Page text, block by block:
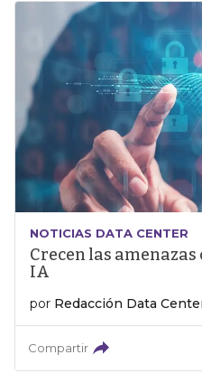
NOTICIAS DATA CENTER
Crecen las
IA
por Redacción Data
Compartir